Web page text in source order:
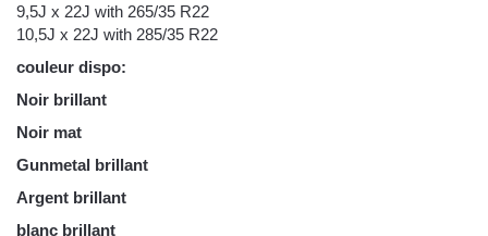
9,5J x 22J with 265/35 R22
10,5J x 22J with 285/35 R22
couleur dispo:
Noir brillant
Noir mat
Gunmetal brillant
Argent brillant
blanc brillant